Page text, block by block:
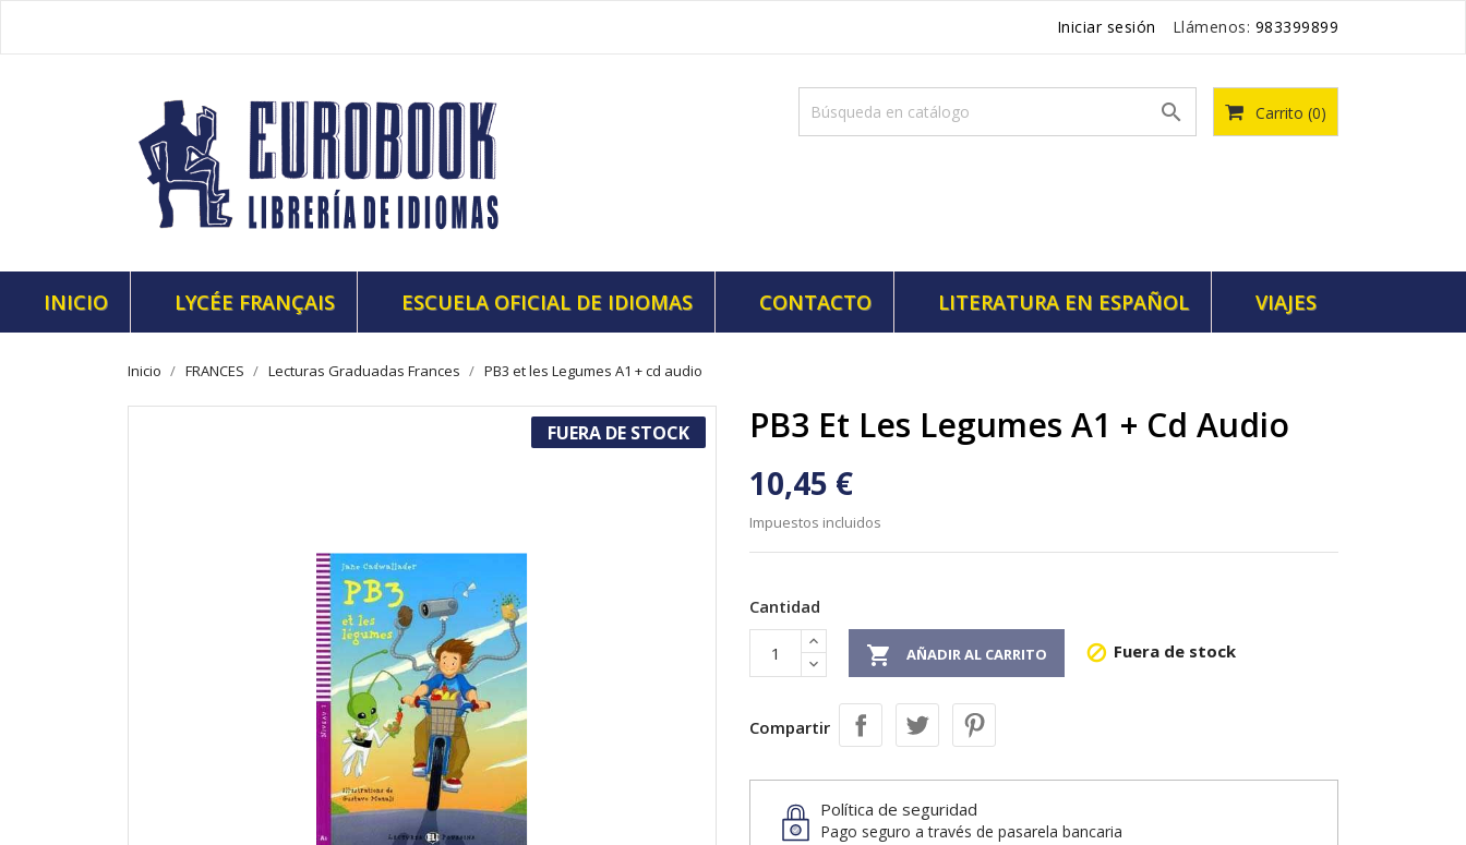
Iniciar sesión Llámenos: 983399899
Carrito (0)

INICIO LYCÉE FRANÇAIS ESCUELA OFICIAL DE IDIOMAS CONTACTO LITERATURA EN ESPAÑOL VIAJES
Inicio FRANCES Lecturas Graduadas Frances PB3 et les Legumes A1 + cd audio
FUERA DE STOCK PB3 Et Les Legumes A1 + Cd Audio
10,45 €
Impuestos incluidos
Cantidad
 AÑADIR AL CARRITO  Fuera de stock
Compartir
Política de seguridad
Pago seguro a través de pasarela bancaria